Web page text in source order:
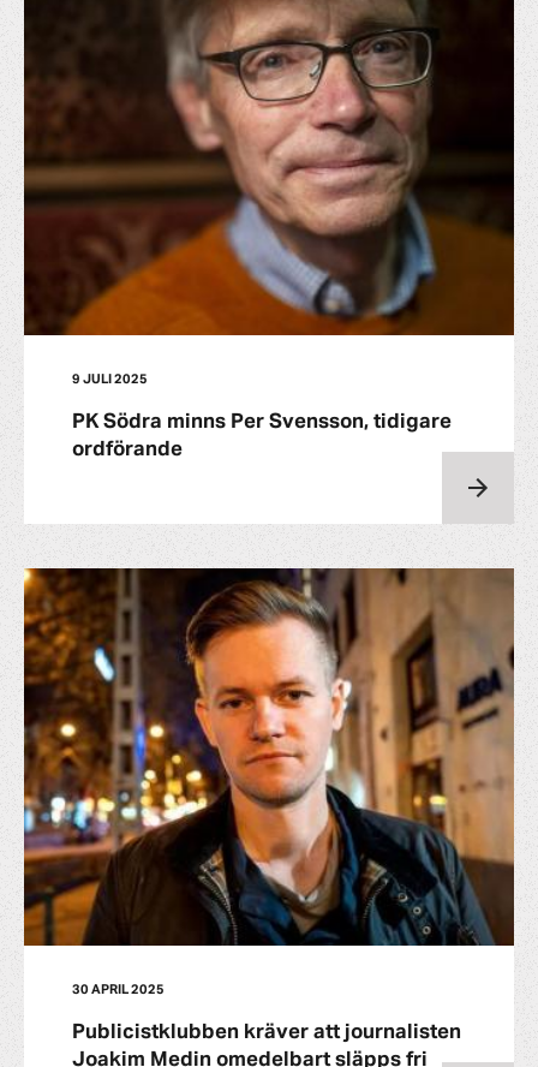
9 JULI 2025
PK Södra minns Per Svensson, tidigare
ordförande
30 APRIL 2025
Publicistklubben kräver att journalisten
Joakim Medin omedelbart släpps fri